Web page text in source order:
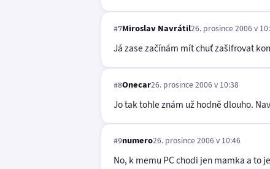
#7Miroslav Navrátil26. prosince 2006 v
Já zase začínám mít chuť zašifrovat
#8Onecar26. prosince 2006 v 10:38
Jo tak tohle znám už hodně dlouho.
#9numero26. prosince 2006 v 10:46
No, k memu PC chodi jen mamka a to